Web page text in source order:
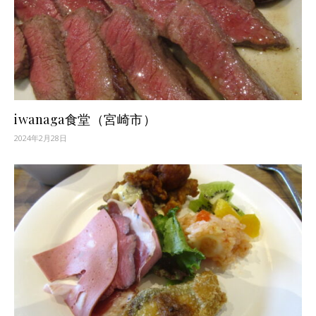
iwanaga食堂（宮崎市）
2024年2月28日